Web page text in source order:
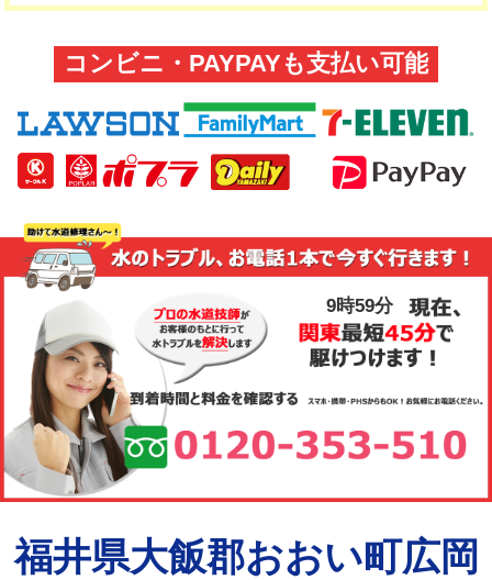
コンビニ・PAYPAYも支払い可能
9時59分
福井県大飯郡おおい町広岡